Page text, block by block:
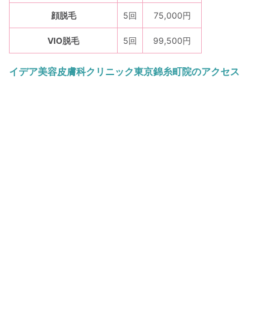
顔脱毛 5回 75,000円
VIO脱毛 5回 99,500円
イデア美容皮膚科クリニック東京錦糸町院のアクセス